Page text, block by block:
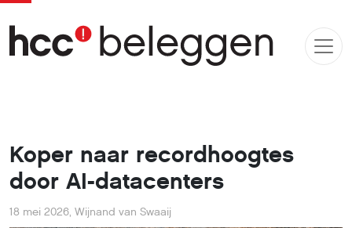
Koper naar recordhoogtes
door AI-datacenters
18 mei 2026, Wijnand van Swaaij